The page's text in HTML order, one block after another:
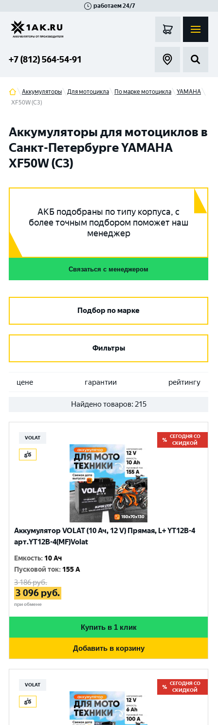
работаем 24/7
+7 (812) 564-54-91
Аккумуляторы Для мотоцикла По марке мотоцикла
YAMAHA
XF50W (C3)
Аккумуляторы для мотоциклов в
Санкт-Петербурге YAMAHA
XF50W (C3)
АКБ подобраны по типу корпуса, с
более точным подбором поможет наш
менеджер
Связаться с менеджером
Подбор по марке
Фильтры
цене гарантии рейтингу
Найдено товаров: 215
VOLAT
СЕГОДНЯ СО
СКИДКОЙ
Аккумулятор VOLAT (10 Ач, 12 V) Прямая, L+ YT12B-4
арт.YT12B-4(MF)Volat
Емкость: 10 Ач
Пусковой ток: 155 A
3 186руб.
3 096 руб.
при обмене
Купить в 1 клик
Добавить в корзину
VOLAT
СЕГОДНЯ СО
СКИДКОЙ
Гатчина